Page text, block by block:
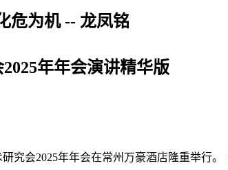
危为机 -- 龙凤铭
年年会演讲精华版
究会2025年年会在常州万豪酒店隆重举行。